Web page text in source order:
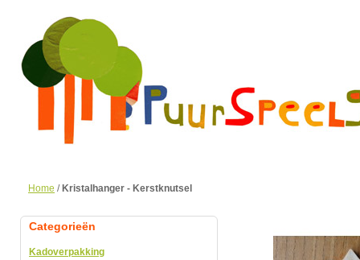
Home / Kristalhanger - Kerstknutsel
Categorieën
Kadoverpakking